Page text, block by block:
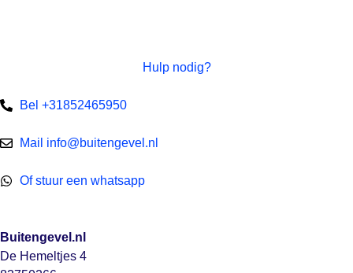
Hulp nodig?
Bel +31852465950
Mail info@buitengevel.nl
Of stuur een whatsapp
Buitengevel.nl
De Hemeltjes 4